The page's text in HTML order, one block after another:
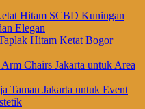
Hitam SCBD Kuningan
Elegan
Hitam Ketat Bogor
Chairs Jakarta untuk Area
Taman Jakarta untuk Event